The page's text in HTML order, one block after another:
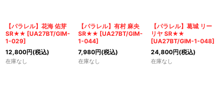
【パラレル】花海 佑芽
SR★★ [UA27BT/GIM-
1-029]
12,800円(税込)
在庫なし
【パラレル】有村 麻央
SR★★ [UA27BT/GIM-
1-044]
7,980円(税込)
在庫なし
【パラレル】葛城 リー
リヤ SR★★
[UA27BT/GIM-1-048]
24,800円(税込)
在庫なし